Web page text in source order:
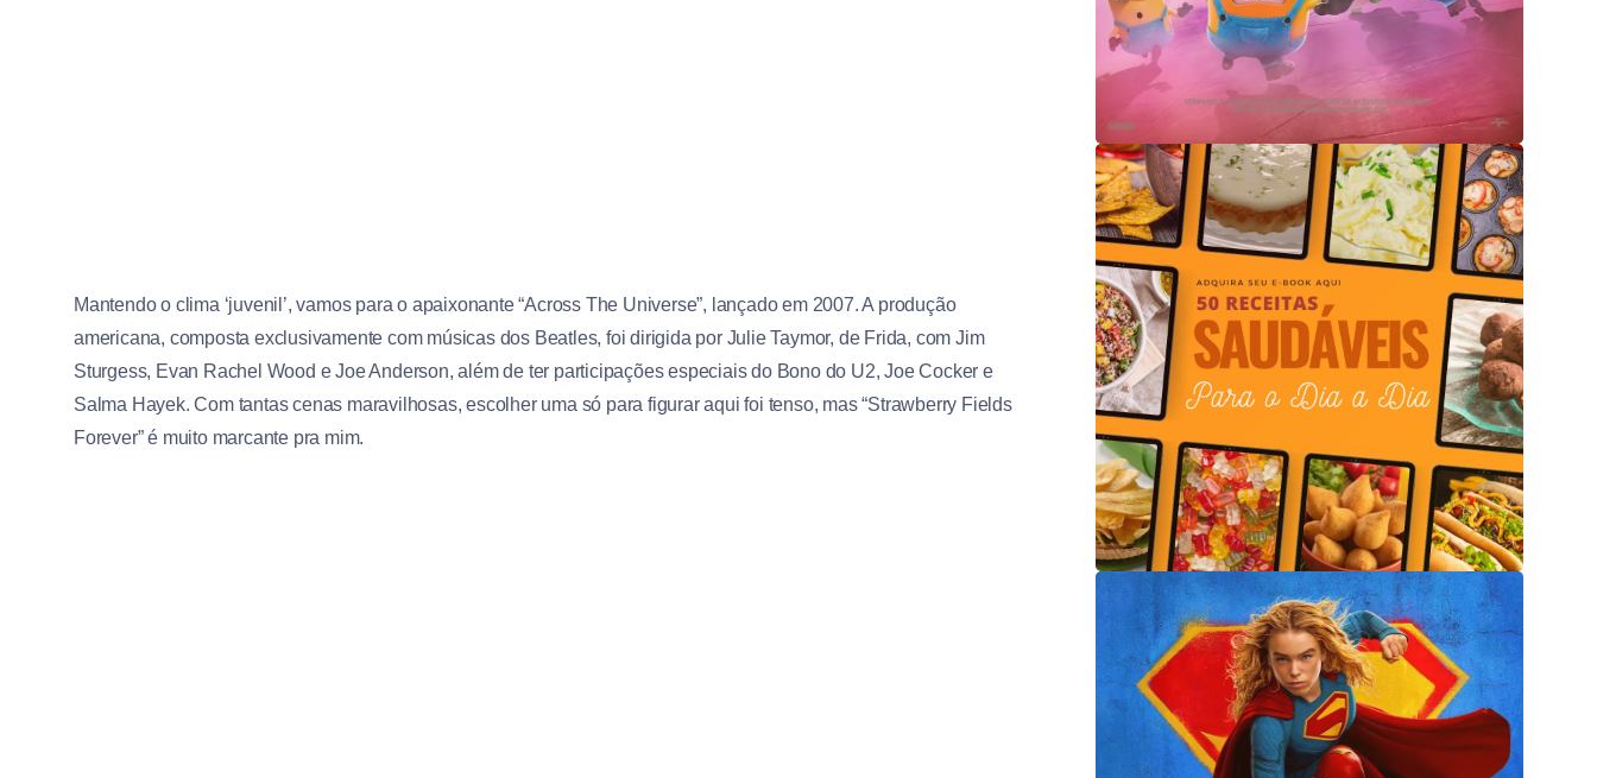
Mantendo o clima ‘juvenil’, vamos para o apaixonante “Across The Universe”, lançado em 2007. A produção
americana, composta exclusivamente com músicas dos Beatles, foi dirigida por Julie Taymor, de Frida, com Jim
Sturgess, Evan Rachel Wood e Joe Anderson, além de ter participações especiais do Bono do U2, Joe Cocker e
Salma Hayek. Com tantas cenas maravilhosas, escolher uma só para figurar aqui foi tenso, mas “Strawberry Fields
Forever” é muito marcante pra mim.